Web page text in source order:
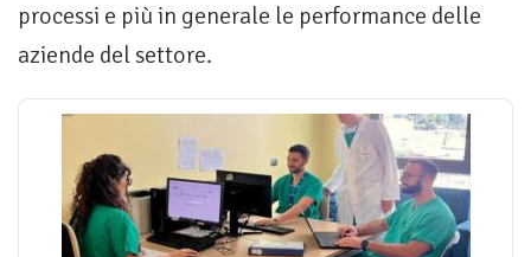
processi e più in generale le performance delle
aziende del settore.